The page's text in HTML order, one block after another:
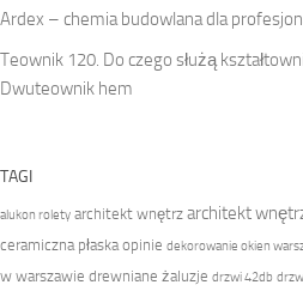
Ardex – chemia budowlana dla
Teownik 120. Do czego służą
Dwuteownik hem
TAGI
alukon rolety architekt wnętrz architekt
ceramiczna płaska opinie dekorowanie okien
w warszawie drewniane żaluzje drzwi 42db